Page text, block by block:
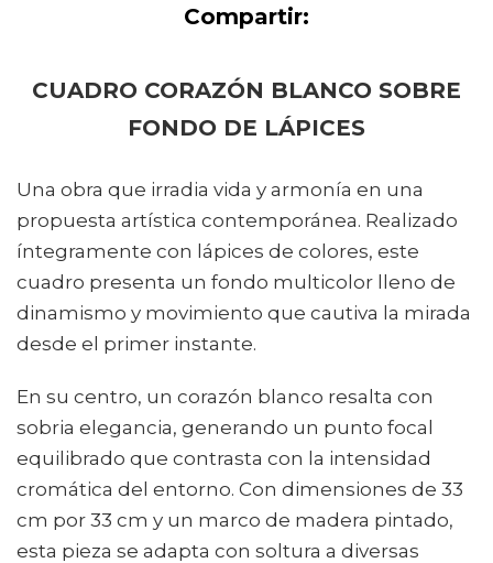
Compartir:
CUADRO CORAZÓN BLANCO SOBRE
FONDO DE LÁPICES
Una obra que irradia vida y armonía en una
propuesta artística contemporánea. Realizado
íntegramente con lápices de colores, este
cuadro presenta un fondo multicolor lleno de
dinamismo y movimiento que cautiva la mirada
desde el primer instante.
En su centro, un corazón blanco resalta con
sobria elegancia, generando un punto focal
equilibrado que contrasta con la intensidad
cromática del entorno. Con dimensiones de 33
cm por 33 cm y un marco de madera pintado,
esta pieza se adapta con soltura a diversas